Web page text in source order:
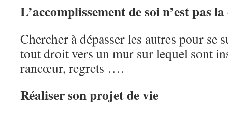
L’accomplissement de soi n’est pas
Chercher à dépasser les autres pour se
tout droit vers un mur sur lequel sont
rancœur, regrets ….
Réaliser son projet de vie